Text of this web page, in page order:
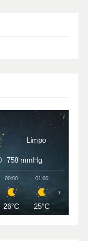
Limpo
758 mmHg
00:00
26°C
01:00
25°C
›